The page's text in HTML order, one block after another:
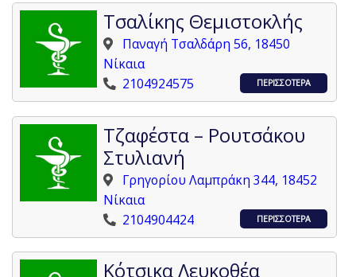
Τσαλίκης Θεμιστοκλής
Παναγή Τσαλδάρη 56, 18450
Νίκαια
2104924575
ΠΕΡΙΣΣΟΤΕΡΑ
Τζαφέστα – Ρουτσάκου
Στυλιανή
Γρηγορίου Λαμπράκη 344, 18452
Νίκαια
2104904424
ΠΕΡΙΣΣΟΤΕΡΑ
Κότσικα Λευκοθέα